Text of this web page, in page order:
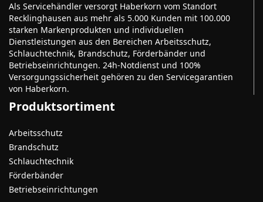
Als Servicehändler versorgt Haberkorn vom Standort
Recklinghausen aus mehr als 5.000 Kunden mit 100.000
starken Markenprodukten und individuellen
Dienstleistungen aus den Bereichen Arbeitsschutz,
Schlauchtechnik, Brandschutz, Förderbänder und
Betriebseinrichtungen. 24h-Notdienst und 100%
Versorgungssicherheit gehören zu den Servicegarantien
von Haberkorn.
Produktsortiment
Arbeitsschutz
Brandschutz
Schlauchtechnik
Förderbänder
Betriebseinrichtungen